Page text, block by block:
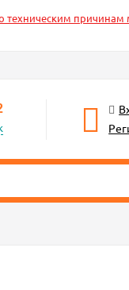
техническим причинам